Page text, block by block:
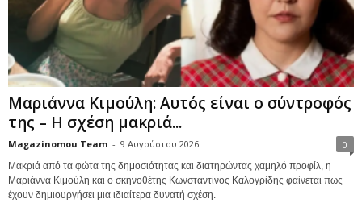
Μαριάννα Κιμούλη: Αυτός είναι ο σύντροφός
της – Η σχέση μακριά...
Magazinomou Team - 9 Αυγούστου 2026 0
Μακριά από τα φώτα της δημοσιότητας και διατηρώντας χαμηλό προφίλ, η
Μαριάννα Κιμούλη και ο σκηνοθέτης Κωνσταντίνος Καλογρίδης φαίνεται πως
έχουν δημιουργήσει μια ιδιαίτερα δυνατή σχέση.